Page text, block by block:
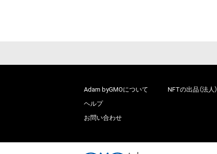
Adam byGMOについて
ヘルプ
お問い合わせ
NFTの出品（法人）